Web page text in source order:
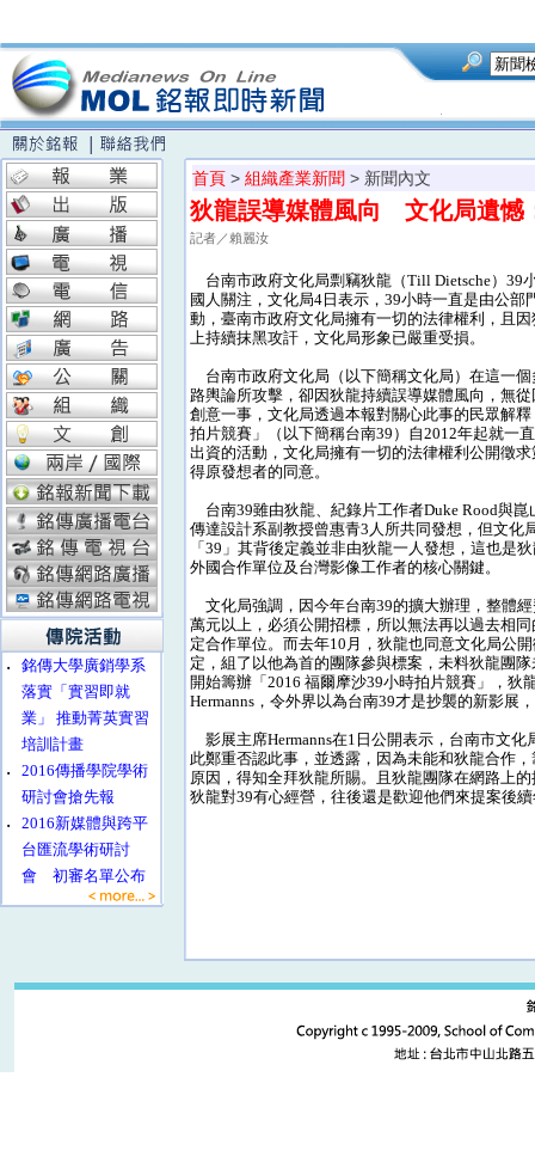
‧
銘傳大學廣銷學系
落實「實習即就
業」 推動菁英實習
培訓計畫
‧
2016傳播學院學術
研討會搶先報
‧
2016新媒體與跨平
台匯流學術研討
會 初審名單公布
首頁 > 組織產業新聞 > 新聞內文
狄龍誤導媒體風向 文化局遺憾
記者／賴麗汝
台南市政府文化局剽竊狄龍（Till Dietsche）39
國人關注，文化局4日表示，39小時一直是由公部
動，臺南市政府文化局擁有一切的法律權利，且
上持續抹黑攻訐，文化局形象已嚴重受損。
台南市政府文化局（以下簡稱文化局）在這一
路輿論所攻擊，卻因狄龍持續誤導媒體風向，無
創意一事，文化局透過本報對關心此事的民眾解
拍片競賽」（以下簡稱台南39）自2012年起就一
出資的活動，文化局擁有一切的法律權利公開徵
得原發想者的同意。
台南39雖由狄龍、紀錄片工作者Duke Rood與崑
傳達設計系副教授曾惠青3人所共同發想，但文化
「39」其背後定義並非由狄龍一人發想，這也是
外國合作單位及台灣影像工作者的核心關鍵。
文化局強調，因今年台南39的擴大辦理，整體
萬元以上，必須公開招標，所以無法再以過去相
定合作單位。而去年10月，狄龍也同意文化局公
定，組了以他為首的團隊參與標案，未料狄龍團
開始籌辦「2016 福爾摩沙39小時拍片競賽」，
Hermanns，令外界以為台南39才是抄襲的新影展
影展主席Hermanns在1日公開表示，台南市文
此鄭重否認此事，並透露，因為未能和狄龍合作
原因，得知全拜狄龍所賜。且狄龍團隊在網路上
狄龍對39有心經營，往後還是歡迎他們來提案後